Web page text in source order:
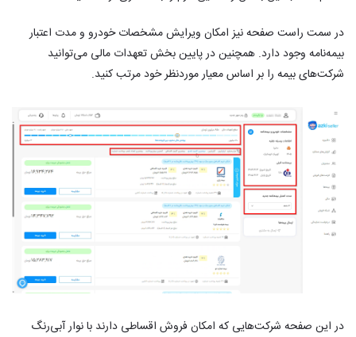
در سمت راست صفحه نیز امکان ویرایش مشخصات خودرو و مدت اعتبار
بیمه‌نامه وجود دارد. همچنین در پایین بخش تعهدات مالی می‌توانید
شرکت‌های بیمه را بر اساس معیار موردنظر خود مرتب کنید.
در این صفحه شرکت‌هایی که امکان فروش اقساطی دارند با نوار آبی‌رنگ